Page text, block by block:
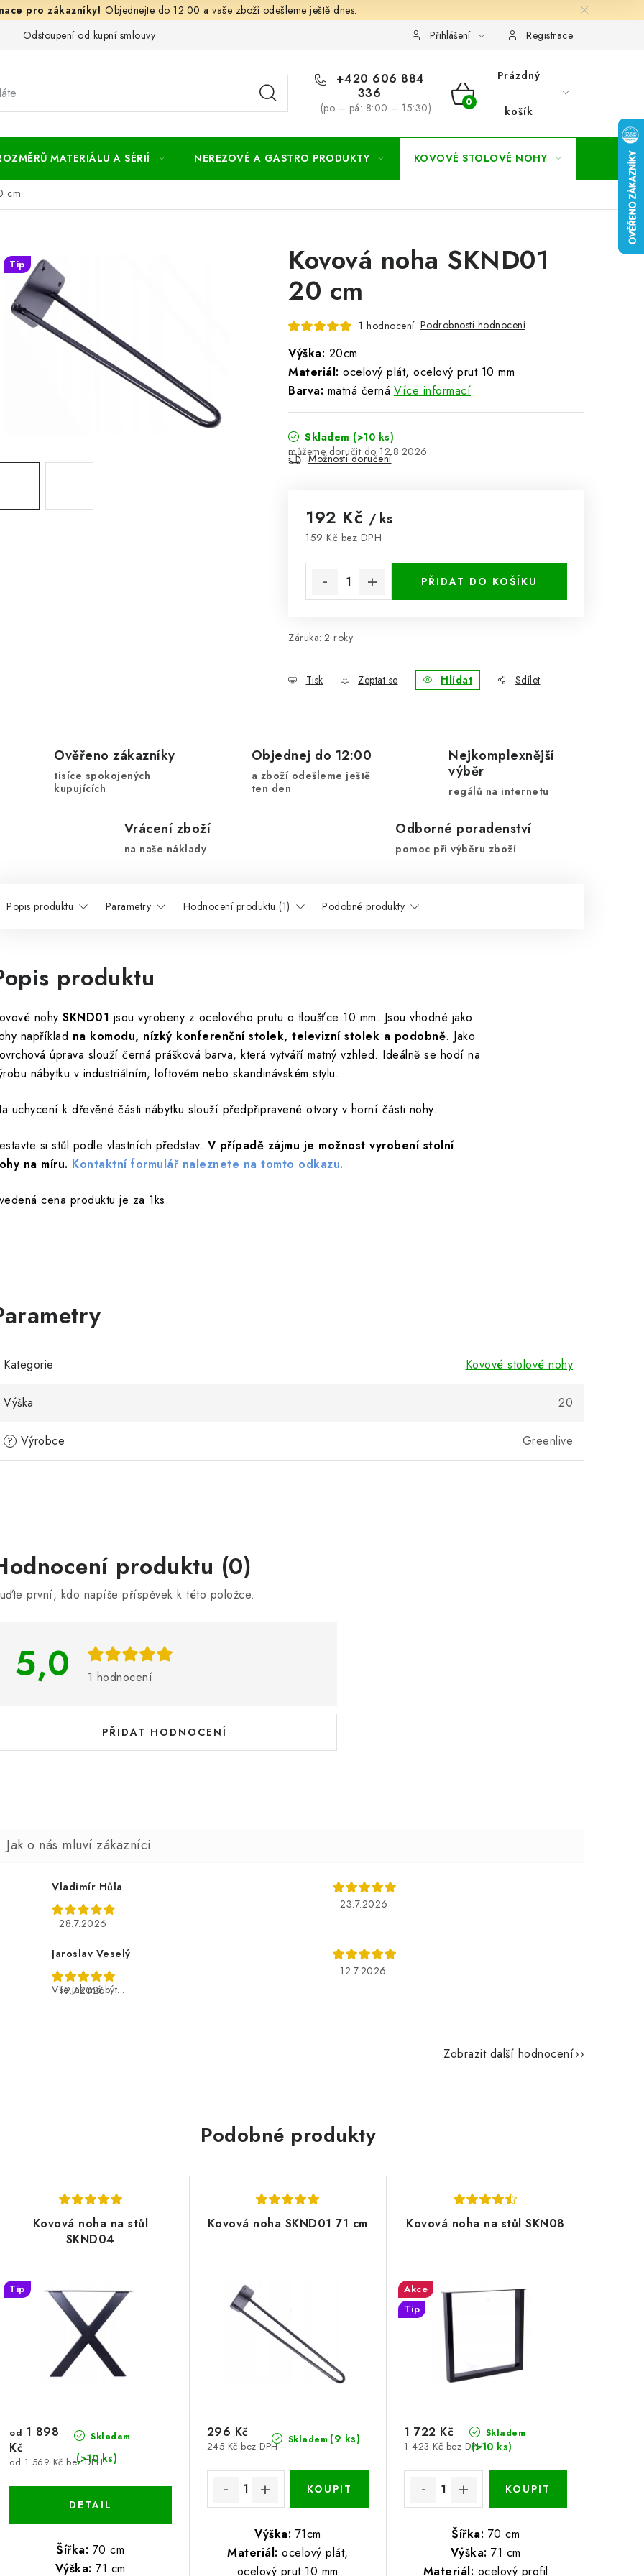
Objednejte do 12:00 a vaše zboží odešleme ještě dnes.
Odstoupení od kupní smlouvy
Obchodní a dodací podmínky Ochrana osobních údajú
Přihlášení Registrace
+420 606 884
336
(po – pá: 8:00 – 15:30)
NÁKUPNÍ
Prázdný
košík
MATERIÁLU A SÉRIÍ NEREZOVÉ A GASTRO PRODUKTY KOVOVÉ STOLOVÉ NOHY
cm
Kovová noha SKND01
20 cm
1 hodnocení Podrobnosti hodnocení
Výška: 20cm
Materiál: ocelový plát, ocelový prut 10 mm
Barva: matná černá Více informací
Skladem (>10 ks)
12.8.2026
Možnosti doručení
192 Kč / ks
159 Kč bez DPH
PŘIDAT DO KOŠÍKU
Záruka: 2 roky
Tisk Zeptat se Hlídat Sdílet
Tip
Ověřeno zákazníky
tisíce spokojených
kupujících
Objednej do 12:00
a zboží odešleme ještě
ten den
Nejkomplexnější
výběr
regálů na internetu
Vrácení zboží
na naše náklady
Odborné poradenství
pomoc při výběru zboží
Popis produktu Parametry Hodnocení produktu (1) Podobné produkty
produktu
nohy SKND01 jsou vyrobeny z ocelového prutu o tloušťce 10 mm. Jsou vhodné jako
například na komodu, nízký konferenční stolek, televizní stolek a podobně. Jako
úprava slouží černá prášková barva, která vytváří matný vzhled. Ideálně se hodí na
nábytku v industriálním, loftovém nebo skandinávském stylu.
uchycení k dřevěné části nábytku slouží předpřipravené otvory v horní části nohy.
si stůl podle vlastních představ. V případě zájmu je možnost vyrobení stolní
na míru. Kontaktní formulář naleznete na tomto odkazu.
cena produktu je za 1ks.
Kategorie Kovové stolové nohy
Výška 20
? Výrobce Greenlive
produktu (0)
první, kdo napíše příspěvek k této položce.
5,0 1 hodnocení
PŘIDAT HODNOCENÍ
Vladimír Hůla
28.7.2026
23.7.2026
Jaroslav Veselý
19.7.2026
Vše jak má být...
12.7.2026
Zobrazit další hodnocení
Podobné produkty
Kovová noha na stůl
SKND04
Tip
Skladem
(>10 ks)
od 1 569 Kč bez DPH
od 1 898
Kč
Šířka: 70 cm
Výška: 71 cm
Kovová noha SKND01 71 cm
Skladem (9 ks)
245 Kč bez DPH
296 Kč
Výška: 71cm
Materiál: ocelový plát,
ocelový prut 10 mm
Kovová noha na stůl SKN08
Akce
Tip
Skladem
(>10 ks)
1 423 Kč bez DPH
1 722 Kč
Šířka: 70 cm
Výška: 71 cm
Materiál: ocelový profil